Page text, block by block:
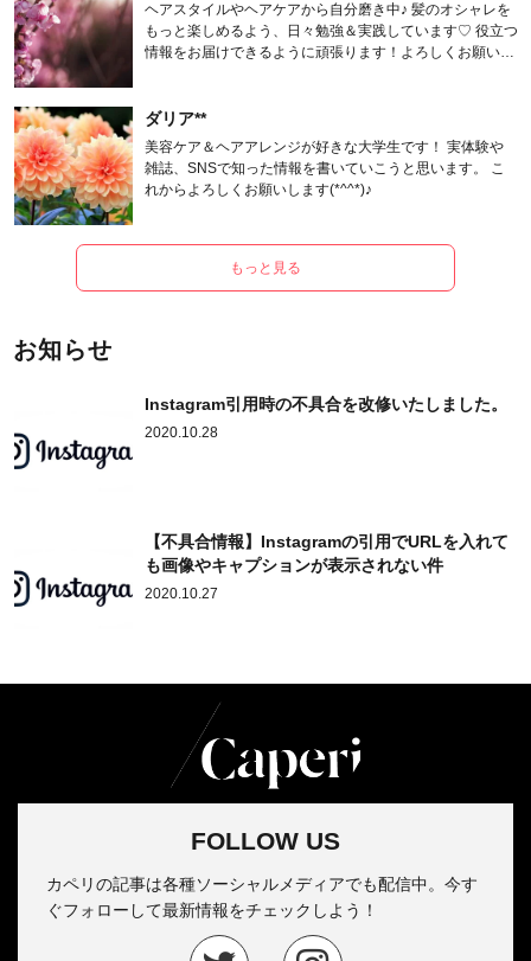
ヘアスタイルやヘアケアから自分磨き中♪ 髪のオシャレを
もっと楽しめるよう、日々勉強＆実践しています♡ 役立つ
情報をお届けできるように頑張ります！よろしくお願いし
ダリア**
美容ケア＆ヘアアレンジが好きな大学生です！ 実体験や
雑誌、SNSで知った情報を書いていこうと思います。 こ
れからよろしくお願いします(*^^*)♪
もっと見る
お知らせ
Instagram引用時の不具合を改修いたしました。
2020.10.28
【不具合情報】Instagramの引用でURLを入れて
も画像やキャプションが表示されない件
2020.10.27
FOLLOW US
カペリの記事は各種ソーシャルメディアでも配信中。今す
ぐフォローして最新情報をチェックしよう！